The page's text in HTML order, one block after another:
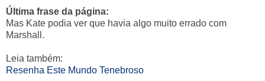
Última frase da página:
Mas Kate podia ver que havia algo muito errado com
Marshall.
Leia também:
Resenha Este Mundo Tenebroso